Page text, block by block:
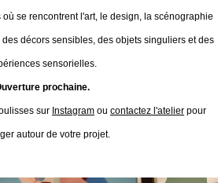
se rencontrent l'art, le design, la scénographie
décors sensibles, des objets singuliers et des
sensorielles.
prochaine.
sur Instagram ou contactez l'atelier pour
autour de votre projet.